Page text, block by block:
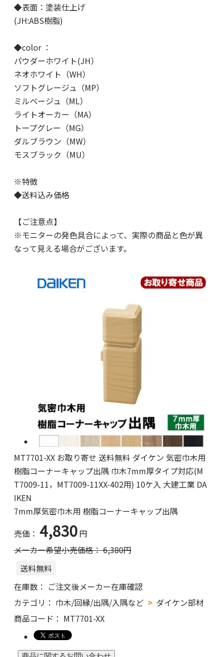
◆表面：塗装仕上げ
(JH:ABS樹脂)
◆color ：
パウダーホワイト(JH）
ネオホワイト（WH）
ソフトグレージュ（MP）
ミルベージュ（ML）
ライトオーカー（MA）
トープグレー（MG）
ダルブラウン（MW）
モスブラック（MU）
※特徴
◆送料込み価格
【ご注意点】
※モニターの発色具合によって、実際の商品と色が異
なって見える場合がございます。
MT7701-XX お取り寄せ 送料無料 ダイケン 気密巾木用
樹脂コーナーキャップ出隅 巾木7mm厚タイプ対応(M
T7009-11，MT7009-11XX-402用) 10ケ入 大建工業 DA
IKEN
7mm厚気密巾木用 樹脂コーナーキャップ出隅
売価： 4,830 円
メーカー希望小売価格：6,380円
送料無料
在庫数： ご注文後メーカー在庫確認
カテゴリ： 巾木/回縁/出隅/入隅など
ダイケン部材
商品コード： MT7701-XX